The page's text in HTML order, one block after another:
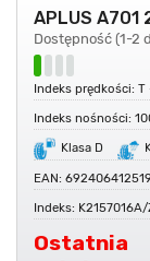
APLUS A701
Dostępność (1-2
Indeks prędkości:
Indeks nośności:
Klasa D
EAN:
Indeks:
Ostatnia